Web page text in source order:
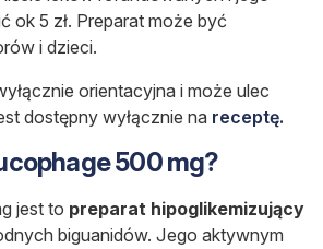
ok 5 zł. Preparat może być
i dzieci.
orientacyjna i może ulec
dostępny wyłącznie na receptę.
500 mg?
jest to preparat hipoglikemizujący
biguanidów. Jego aktywnym